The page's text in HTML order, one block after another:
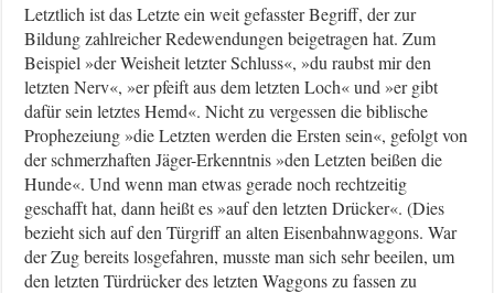
Letztlich ist das Letzte ein weit gefasster Begriff, der zur
Bildung zahlreicher Redewendungen beigetragen hat. Zum
Beispiel »der Weisheit letzter Schluss«, »du raubst mir den
letzten Nerv«, »er pfeift aus dem letzten Loch« und »er gibt
dafür sein letztes Hemd«. Nicht zu vergessen die biblische
Prophezeiung »die Letzten werden die Ersten sein«, gefolgt von
der schmerzhaften Jäger-Erkenntnis »den Letzten beißen die
Hunde«. Und wenn man etwas gerade noch rechtzeitig
geschafft hat, dann heißt es »auf den letzten Drücker«. (Dies
bezieht sich auf den Türgriff an alten Eisenbahnwaggons. War
der Zug bereits losgefahren, musste man sich sehr beeilen, um
den letzten Türdrücker des letzten Waggons zu fassen zu